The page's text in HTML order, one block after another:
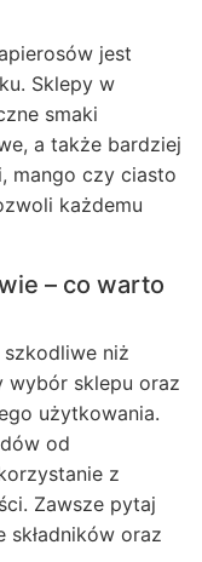
jest
Sklepy w
smaki
a także bardziej
mango czy ciasto
każdemu
– co warto
szkodliwe niż
wybór sklepu oraz
użytkowania.
od
z
Zawsze pytaj
składników oraz